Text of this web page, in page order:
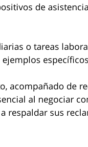
de
o tareas
acompañado de
al negociar
respaldar sus